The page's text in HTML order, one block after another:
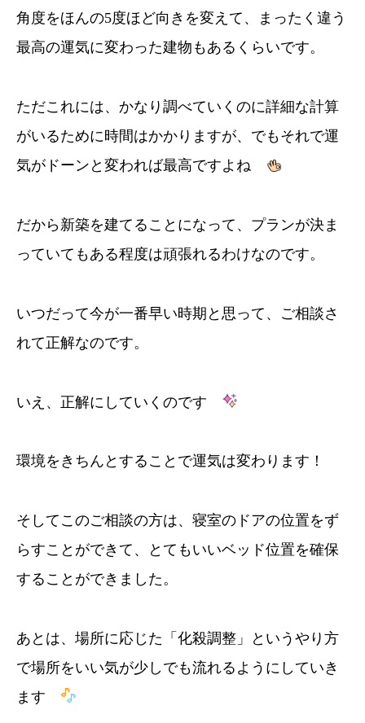
角度をほんの5度ほど向きを変えて、まったく違う
最高の運気に変わった建物もあるくらいです。
ただこれには、かなり調べていくのに詳細な計算
がいるために時間はかかりますが、でもそれで運
気がドーンと変われば最高ですよね
だから新築を建てることになって、プランが決ま
っていてもある程度は頑張れるわけなのです。
いつだって今が一番早い時期と思って、ご相談さ
れて正解なのです。
いえ、正解にしていくのです
環境をきちんとすることで運気は変わります！
そしてこのご相談の方は、寝室のドアの位置をず
らすことができて、とてもいいベッド位置を確保
することができました。
あとは、場所に応じた「化殺調整」というやり方
で場所をいい気が少しでも流れるようにしていき
ます